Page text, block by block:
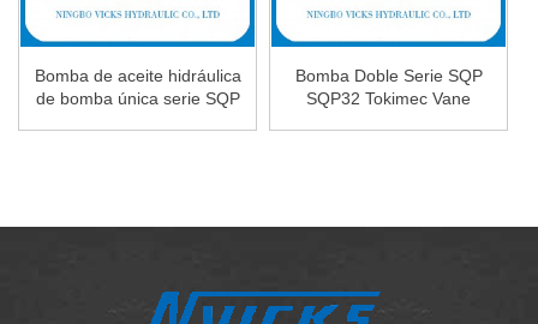
Bomba de aceite hidráulica
de bomba única serie SQP
Bomba Doble Serie SQP
SQP32 Tokimec Vane